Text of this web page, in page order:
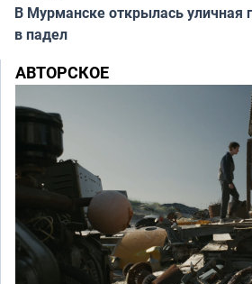
В Мурманске открылась уличная
в падел
АВТОРСКОЕ